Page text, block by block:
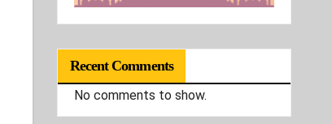
Recent Comments
No comments to show.